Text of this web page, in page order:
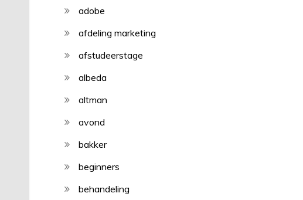
adobe
afdeling marketing
afstudeerstage
albeda
altman
avond
bakker
beginners
behandeling